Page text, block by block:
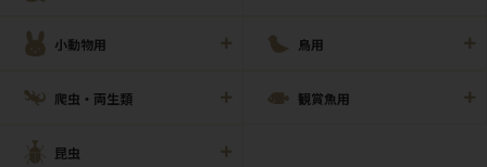
小動物用 鳥用
爬虫・両生類 観賞魚用
昆虫